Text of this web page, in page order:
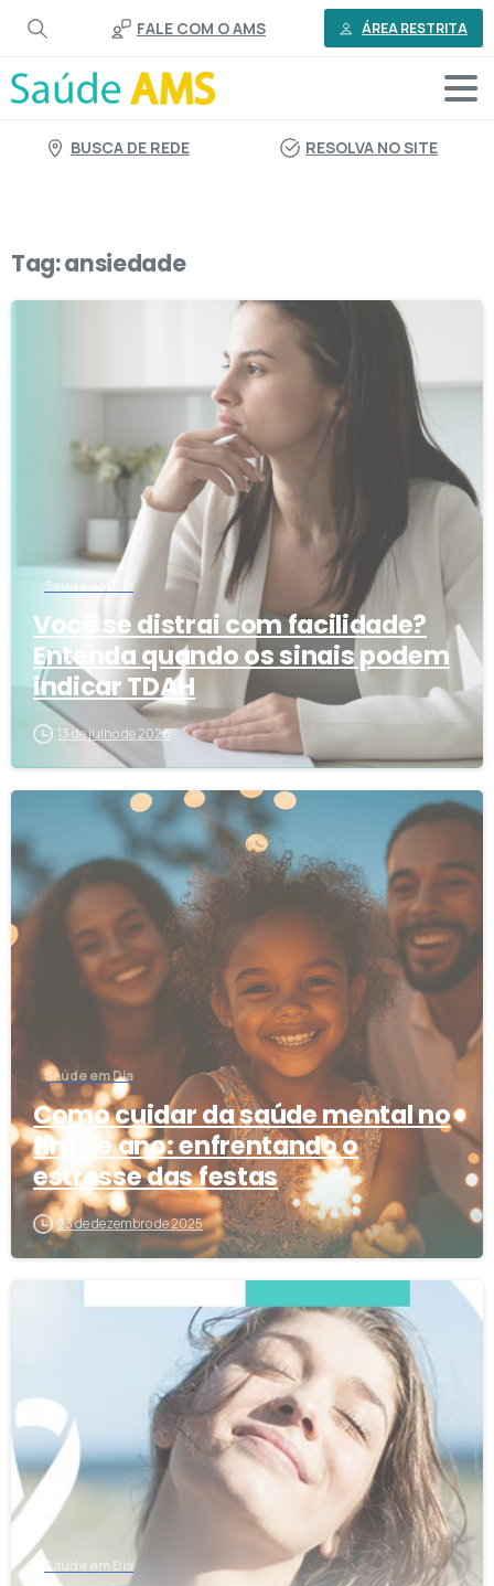
conteúdo
FALE COM O AMS ÁREA RESTRITA
BUSCA DE REDE RESOLVA NO SITE
Tag:ansiedade
Saúde em Dia
Você se distrai com facilidade?
Entenda quando os sinais podem
indicar TDAH
13 de julho de 2026
Saúde em Dia
Como cuidar da saúde mental no
fim de ano: enfrentando o
estresse das festas
23 de dezembro de 2025
Saúde em Dia